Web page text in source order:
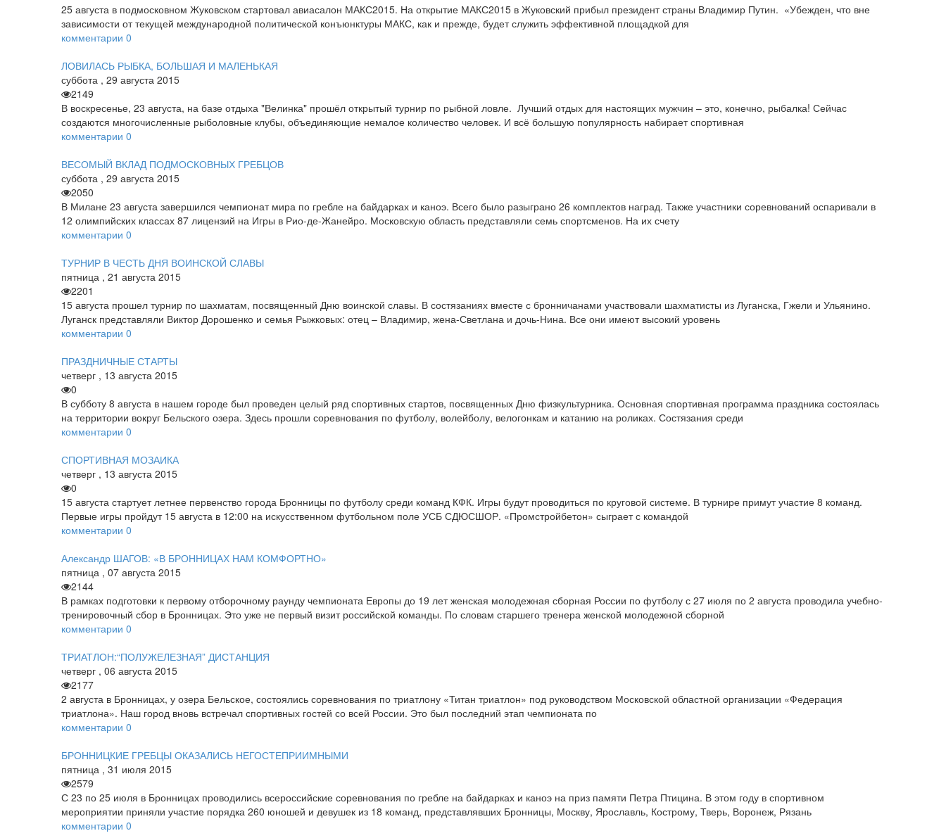
25 августа в подмосковном Жуковском стартовал авиасалон МАКС­2015. На открытие МАКС­2015 в Жуковский прибыл президент страны Владимир Путин. «Убежден, что вне
зависимости от текущей международной политической конъюнктуры МАКС, как и прежде, будет служить эффективной площадкой для
комментарии 0
ЛОВИЛАСЬ РЫБКА, БОЛЬШАЯ И МАЛЕНЬКАЯ
суббота , 29 августа 2015
2149
В воскресенье, 23 августа, на базе отдыха "Велинка" прошёл открытый турнир по рыбной ловле. Лучший отдых для настоящих мужчин – это, конечно, рыбалка! Сейчас
создаются многочисленные рыболовные клубы, объединяющие немалое количество человек. И всё большую популярность набирает спортивная
комментарии 0
ВЕСОМЫЙ ВКЛАД ПОДМОСКОВНЫХ ГРЕБЦОВ
суббота , 29 августа 2015
2050
В Милане 23 августа завершился чемпионат мира по гребле на байдарках и каноэ. Всего было разыграно 26 комплектов наград. Также участники соревнований оспаривали в
12 олимпийских классах 87 лицензий на Игры в Рио-­де-­Жанейро. Московскую область представляли семь спортсменов. На их счету
комментарии 0
ТУРНИР В ЧЕСТЬ ДНЯ ВОИНСКОЙ СЛАВЫ
пятница , 21 августа 2015
2201
15 августа прошел турнир по шахматам, посвященный Дню воинской славы. В состязаниях вместе с бронничанами участвовали шахматисты из Луганска, Гжели и Ульянино.
Луганск представляли Виктор Дорошенко и семья Рыжковых: отец – Владимир, жена-Светлана и дочь-Нина. Все они имеют высокий уровень
комментарии 0
ПРАЗДНИЧНЫЕ СТАРТЫ
четверг , 13 августа 2015
0
В субботу 8 августа в нашем городе был проведен целый ряд спортивных стартов, посвященных Дню физкультурника. Основная спортивная программа праздника состоялась
на территории вокруг Бельского озера. Здесь прошли соревнования по футболу, волейболу, велогонкам и катанию на роликах. Состязания среди
комментарии 0
СПОРТИВНАЯ МОЗАИКА
четверг , 13 августа 2015
0
15 августа стартует летнее первенство города Бронницы по футболу среди команд КФК. Игры будут проводиться по круговой системе. В турнире примут участие 8 команд.
Первые игры пройдут 15 августа в 12:00 на искусственном футбольном поле УСБ СДЮСШОР. «Промстройбетон» сыграет с командой
комментарии 0
Александр ШАГОВ: «В БРОННИЦАХ НАМ КОМФОРТНО»
пятница , 07 августа 2015
2144
В рамках подготовки к первому отборочному раунду чемпионата Европы до 19 лет женская молодежная сборная России по футболу с 27 июля по 2 августа проводила учебно­
тренировочный сбор в Бронницах. Это уже не первый визит российской команды. По словам старшего тренера женской молодежной сборной
комментарии 0
ТРИАТЛОН:“ПОЛУЖЕЛЕЗНАЯ” ДИСТАНЦИЯ
четверг , 06 августа 2015
2177
2 августа в Бронницах, у озера Бельское, состоялись соревнования по триатлону «Титан триатлон» под руководством Московской областной организации «Федерация
триатлона». Наш город вновь встречал спортивных гостей со всей России. Это был последний этап чемпионата по
комментарии 0
БРОННИЦКИЕ ГРЕБЦЫ ОКАЗАЛИСЬ НЕГОСТЕПРИИМНЫМИ
пятница , 31 июля 2015
2579
С 23 по 25 июля в Бронницах проводились всероссийские соревнования по гребле на байдарках и каноэ на приз памяти Петра Птицина. В этом году в спортивном
мероприятии приняли участие порядка 260 юношей и девушек из 18 команд, представлявших Бронницы, Москву, Ярославль, Кострому, Тверь, Воронеж, Рязань
комментарии 0